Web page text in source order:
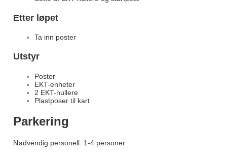
Etter løpet
Ta inn poster
Utstyr
Poster
EKT-enheter
2 EKT-nullere
Plastposer til kart
Parkering
Nødvendig personell: 1-4 personer